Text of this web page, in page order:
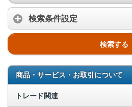
検索条件設定
検索する
商品・サービス・お取引について
トレード関連